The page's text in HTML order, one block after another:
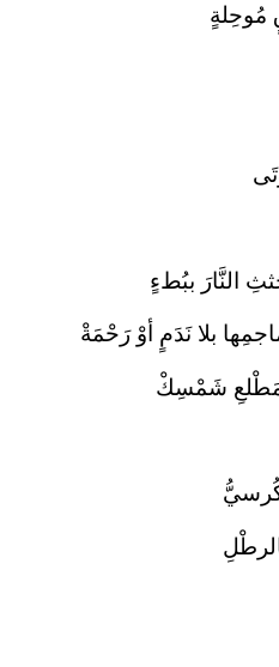
مُوحِلةٍ
النَّارَ ببُطءٍ
بلا نَدَمٍ أوْ رَحْمَةْ
مَطْلعِ شَمْسِكْ